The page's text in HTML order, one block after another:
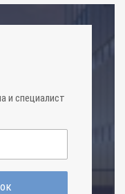
и специалист